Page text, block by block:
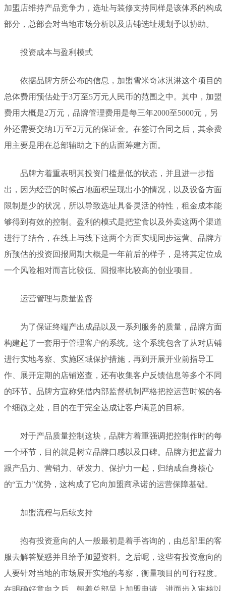
加盟店维持产品竞争力，选址与装修支持同样是该体系的构成
部分，总部会对当地市场分析以及店铺选址规划予以协助。
投资成本与盈利模式
依据品牌方所公布的信息，加盟雪米奇冰淇淋这个项目的
总体费用预估处于3万至5万元人民币的范围之中。其中，加盟
费用大概是2万元，品牌管理费用是每三年2000至5000元，另
外还需要交纳1万至2万元的保证金。在签订合同之后，其余费
用主要是用在总部辅助之下的店面筹建方面。
品牌方着重表明其投资门槛是低的状态，并且进一步指
出，因为经营的时候占地面积呈现出小的情况，以及设备方面
限制是少的状况，所以导致选址具备灵活的特性，租金成本能
够得到有效的控制。盈利的模式是把堂食以及外卖这两个渠道
进行了结合，在线上与线下这两个方面实现同步运营。品牌方
所预估的投资回报周期大概是一年前后的样子，是将其定位成
一个风险相对而言比较低、回报率比较高的创业项目。
运营管理与质量监督
为了保证终端产出成品以及一系列服务的质量，品牌方面
构建起了一套用于管理客户的系统。这个系统包含了从对店铺
进行实地考察、实施区域保护措施，再到开展开业前指导工
作、展开定期的店铺巡查，还有收集客户反馈信息等多个不同
的环节。品牌方宣称凭借内部监督机制严格把控运营时候的各
个细微之处，目的在于完全达成让客户满意的目标。
对于产品质量控制这块，品牌方着重强调把控制作时的每
一个环节，目的就是树立品牌口感以及口碑。品牌方把监督力
跟产品力、营销力、研发力、保护力一起，归纳成自身核心
的“五力”优势，这构成了它向加盟商承诺的运营保障基础。
加盟流程与后续支持
抱有投资意向的人一般最初是着手咨询的，由总部里的客
服去解答疑惑并且给予加盟资料。之后呢，这些有投资意向的
人要针对当地的市场展开实地的考察，衡量项目的可行程度。
在明确好意向之后，朝着总部呈上加盟申请，进而步入审核以